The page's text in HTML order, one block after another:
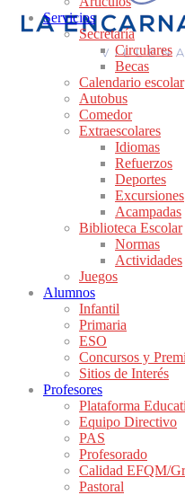
Servicios
Secretaría
Circulares
Becas
Calendario escolar
Autobus
Comedor
Extraescolares
Idiomas
Refuerzos
Deportes
Excursiones
Acampadas
Biblioteca Escolar
Normas
Actividades
Juegos
Alumnos
Infantil
Primaria
ESO
Concursos y
Sitios de Interés
Profesores
Plataforma
Equipo Directivo
PAS
Profesorado
Calidad EFQM/
Pastoral